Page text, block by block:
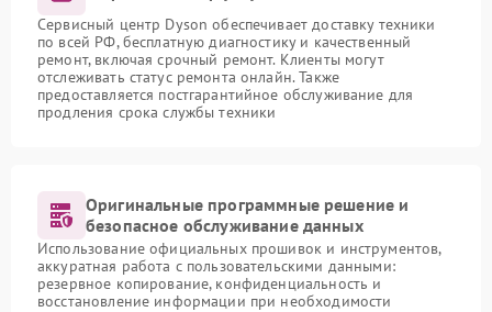
Сервисный центр Dyson обеспечивает доставку техники
по всей РФ, бесплатную диагностику и качественный
ремонт, включая срочный ремонт. Клиенты могут
отслеживать статус ремонта онлайн. Также
предоставляется постгарантийное обслуживание для
продления срока службы техники
Оригинальные программные решение и
безопасное обслуживание данных
Использование официальных прошивок и инструментов,
аккуратная работа с пользовательскими данными:
резервное копирование, конфиденциальность и
восстановление информации при необходимости